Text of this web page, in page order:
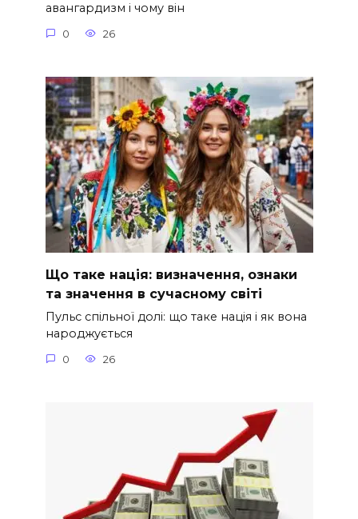
авангардизм і чому він
0 26
Що таке нація: визначення, ознаки
та значення в сучасному світі
Пульс спільної долі: що таке нація і як вона
народжується
0 26